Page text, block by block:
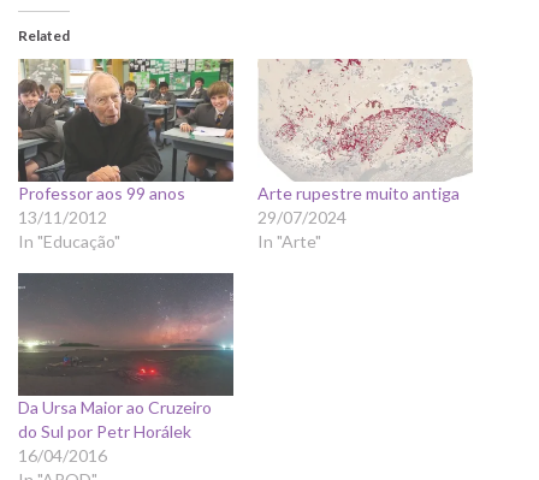
Related
Professor aos 99 anos
13/11/2012
In "Educação"
Arte rupestre muito antiga
29/07/2024
In "Arte"
Da Ursa Maior ao Cruzeiro
do Sul por Petr Horálek
16/04/2016